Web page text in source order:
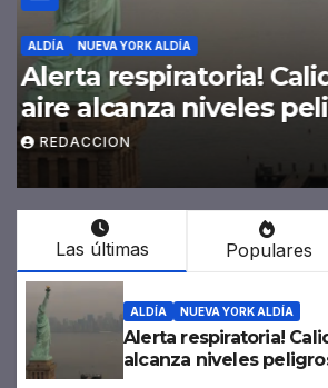
ALDÍA NUEVA YORK ALDÍA
Alerta respiratoria!
aire alcanza niveles
en NYC
REDACCION
Las últimas Populares
ALDÍA NUEVA YORK ALDÍA
Alerta respiratoria!
alcanza niveles